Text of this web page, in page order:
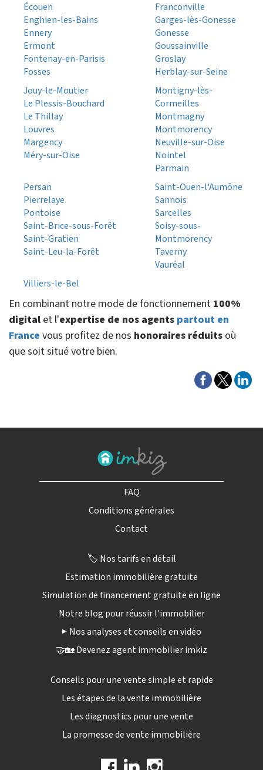
Écouen
Enghien-les-Bains
Ennery
Ermont
Fontenay-en-Parisis
Fosses
Franconville
Garges-lès-Gonesse
Gonesse
Goussainville
Groslay
Herblay-sur-Seine
Jouy-le-Moutier
Le Plessis-Bouchard
Le Thillay
Louvres
Margency
Méry-sur-Oise
Montigny-lès-
Cormeilles
Montmagny
Montmorency
Neuville-sur-Oise
Nointel
Parmain
Persan
Pierrelaye
Pontoise
Saint-Brice-sous-Forêt
Saint-Gratien
Saint-Leu-la-Forêt
Saint-Ouen-l'Aumône
Sannois
Sarcelles
Soisy-sous-
Montmorency
Taverny
Vauréal
Villiers-le-Bel
En combinant notre mode de fonctionnement 100%
digital et l'expertise de nos agents partout en
France vous profitez de nos honoraires réduits où
que soit situé votre bien.
FAQ
Conditions générales
Contact
🏷️ Nos tarifs en détail
Estimation immobilière gratuite
Simulation de financement gratuite en ligne
Notre blog pour réussir l'immobilier
▶️ Nos analyses et conseils en vidéo
🤝🏡 Devenez agent immobilier imkiz
Conseils pour une vente simple et rapide
Les étapes de la vente immobilière
Les diagnostics pour une vente
La promesse de vente immobilière